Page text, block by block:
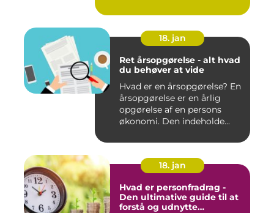
18. jan
Ret årsopgørelse - alt hvad
du behøver at vide
Hvad er en årsopgørelse? En
årsopgørelse er en årlig
opgørelse af en persons
økonomi. Den indeholde...
18. jan
Hvad er personfradrag -
Den ultimative guide til at
forstå og udnytte